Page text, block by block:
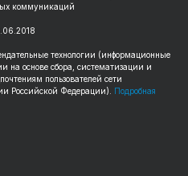
коммуникаций
технологии (информационные
на основе сбора, систематизации и
пользователей сети
Российской Федерации). Подробная